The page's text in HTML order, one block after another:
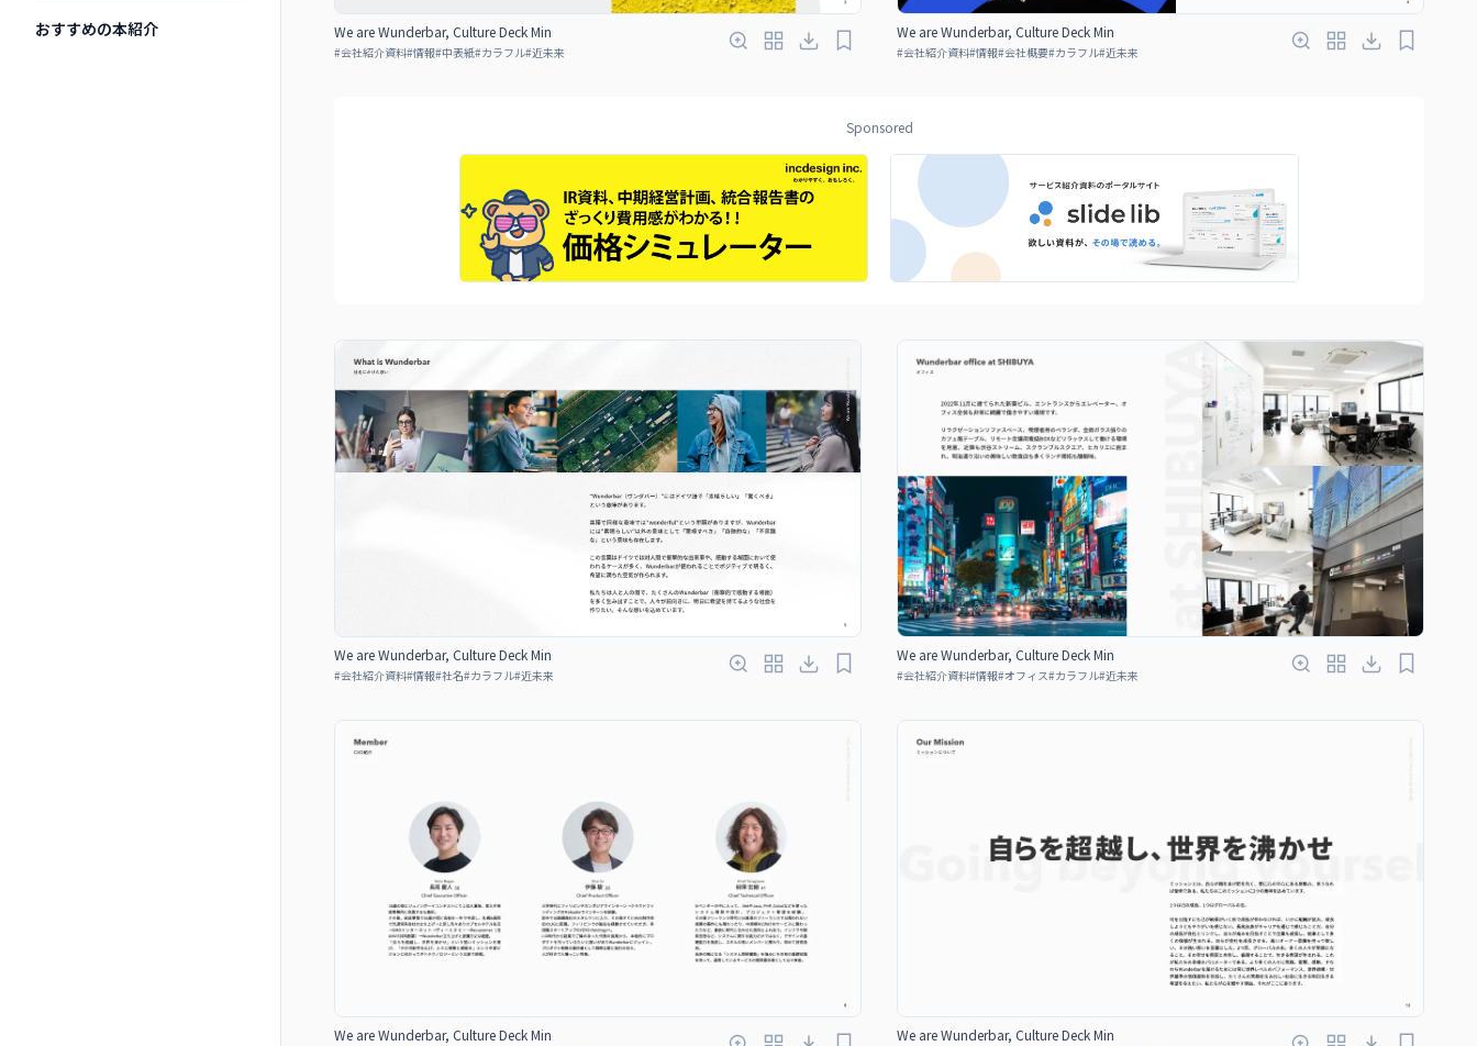
おすすめの本紹介 We are Wunderbar, Culture Deck Min
#会社紹介資料#情報#中表紙#カラフル#近未来
We are Wunderbar, Culture Deck Min
#会社紹介資料#情報#会社概要#カラフル#近未来
Sponsored
We are Wunderbar, Culture Deck Min
#会社紹介資料#情報#社名#カラフル#近未来
We are Wunderbar, Culture Deck Min
#会社紹介資料#情報#オフィス#カラフル#近未来
We are Wunderbar, Culture Deck Min We are Wunderbar, Culture Deck Min